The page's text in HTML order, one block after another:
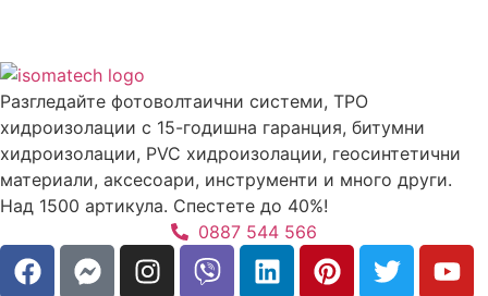
Разгледайте фотоволтаични системи, TPO
хидроизолации с 15-годишна гаранция, битумни
хидроизолации, PVC хидроизолации, геосинтетични
материали, аксесоари, инструменти и много други.
Над 1500 артикула. Спестете до 40%!
0887 544 566